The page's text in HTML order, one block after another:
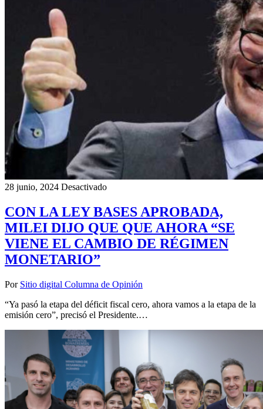
28 junio, 2024 Desactivado
CON LA LEY BASES APROBADA,
MILEI DIJO QUE QUE AHORA “SE
VIENE EL CAMBIO DE RÉGIMEN
MONETARIO”
Por Sitio digital Columna de Opinión
“Ya pasó la etapa del déficit fiscal cero, ahora vamos a la etapa de la
emisión cero”, precisó el Presidente.…